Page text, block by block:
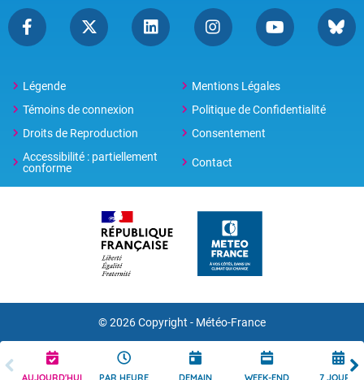
AUJOURD'HUI PAR HEURE DEMAIN WEEK-END 7 JOURS
Légende
Mentions Légales
Témoins de connexion
Politique de Confidentialité
Droits de Reproduction
Consentement
Accessibilité : partiellement
conforme
Contact
© 2026 Copyright - Météo-France